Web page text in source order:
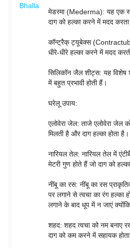
Bhalla
मेडरमा (Mederma): यह एक
दाग को हल्का करने में मदद
कॉन्ट्रैक् ट्यूबेक्स
धीरे-धीरे हल्का करने में मदद
सिलिकॉन जैल शीट्स: यह विशेष
में बहुत प्रभावी होती हैं।
घरेलू उपाय:
एलोवेरा जेल: ताजे एलोवेरा जेल
मिलती है और दाग हल्का होता है।
नारियल तेल: नारियल तेल में
मेटरी गुण होते हैं जो दाग को
नींबू का रस: नींबू का रस
पर लगाने से त्वचा का रंग हल्का
लगाने के बाद धूप में न जाएं
शहद: शहद त्वचा को नम बनाए
दाग को कम करने में सहायक